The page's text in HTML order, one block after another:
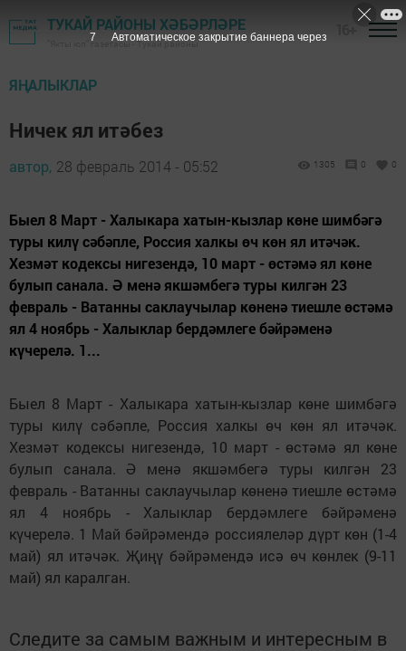
ТУКАЙ РАЙОНЫ ХӘБӘРЛӘРЕ
"Якты юл" газетасы - Тукай районы
ЯҢАЛЫКЛАР
Ничек ял итәбез
автор, 28 февраль 2014 - 05:52 1305 0 0
Быел 8 Март - Халыкара хатын-кызлар көне шимбәгә
туры килү сәбәпле, Россия халкы өч көн ял итәчәк.
Хезмәт кодексы нигезендә, 10 март - өстәмә ял көне
булып санала. Ә менә якшәмбегә туры килгән 23
февраль - Ватанны саклаучылар көненә тиешле өстәмә
ял 4 ноябрь - Халыклар бердәмлеге бәйрәменә
күчерелә. 1...
Быел 8 Март - Халыкара хатын-кызлар көне шимбәгә
туры килү сәбәпле, Россия халкы өч көн ял итәчәк.
Хезмәт кодексы нигезендә, 10 март - өстәмә ял көне
булып санала. Ә менә якшәмбегә туры килгән 23
февраль - Ватанны саклаучылар көненә тиешле өстәмә
ял 4 ноябрь - Халыклар бердәмлеге бәйрәменә
күчерелә. 1 Май бәйрәмендә россиялеләр дүрт көн (1-4
май) ял итәчәк. Җиңү бәйрәмендә исә өч көнлек (9-11
май) ял каралган.
Следите за самым важным и интересным в
7 Автоматическое закрытие баннера через